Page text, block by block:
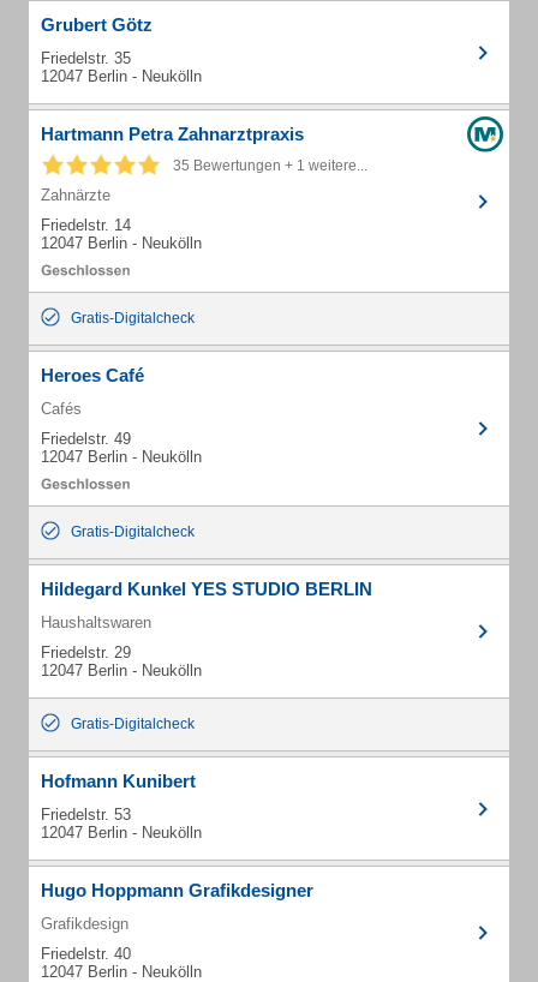
Grubert Götz
Friedelstr. 35
12047 Berlin - Neukölln
Hartmann Petra Zahnarztpraxis
35 Bewertungen + 1 weitere...
Zahnärzte
Friedelstr. 14
12047 Berlin - Neukölln
Gratis-Digitalcheck
Heroes Café
Cafés
Friedelstr. 49
12047 Berlin - Neukölln
Gratis-Digitalcheck
Hildegard Kunkel YES STUDIO BERLIN
Haushaltswaren
Friedelstr. 29
12047 Berlin - Neukölln
Gratis-Digitalcheck
Hofmann Kunibert
Friedelstr. 53
12047 Berlin - Neukölln
Hugo Hoppmann Grafikdesigner
Grafikdesign
Friedelstr. 40
12047 Berlin - Neukölln